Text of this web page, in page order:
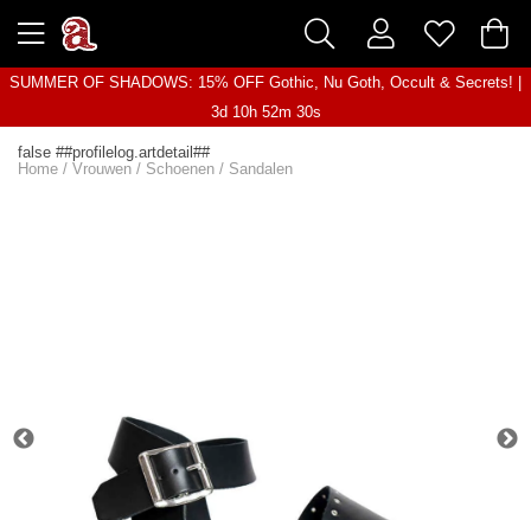
SUMMER OF SHADOWS: 15% OFF Gothic, Nu Goth, Occult & Secrets! |
3d 10h 52m 30s
false ##profilelog.artdetail##
Home / Vrouwen / Schoenen / Sandalen